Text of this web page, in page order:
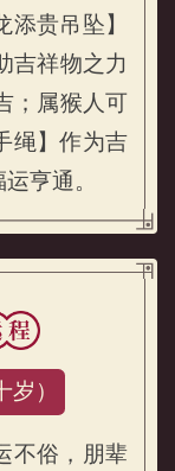
贵吊坠】
吉祥物之力
；属猴人可
绳】作为吉
亨通。
）
不俗，朋辈